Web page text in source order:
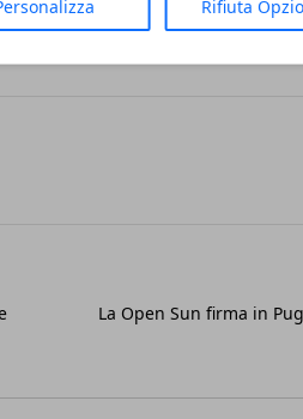
Rifiuta
La Open Sun firma in